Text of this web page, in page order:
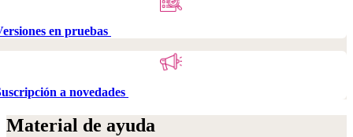
en pruebas
a novedades
Material de ayuda